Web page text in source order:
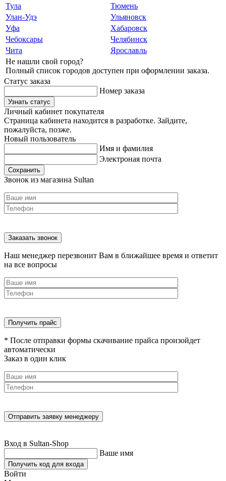
Тула
Тюмень
Улан-Удэ
Ульяновск
Уфа
Хабаровск
Чебоксары
Челябинск
Чита
Ярославль
Не нашли свой город?
Полный список городов доступен при оформлении заказа.
Статус заказа
Номер заказа
Узнать статус
Личный кабинет покупателя
Страница кабинета находится в разработке. Зайдите,
пожалуйста, позже.
Новый пользователь
Имя и фамилия
Электроная почта
Сохранить
Звонок из магазина Sultan
Наш менеджер перезвонит Вам в ближайшее время и ответит
на все вопросы
* После отправки формы скачивание прайса произойдет
автоматически
Заказ в один клик
Вход в Sultan-Shop
Ваше имя
Получить код для входа
Войти